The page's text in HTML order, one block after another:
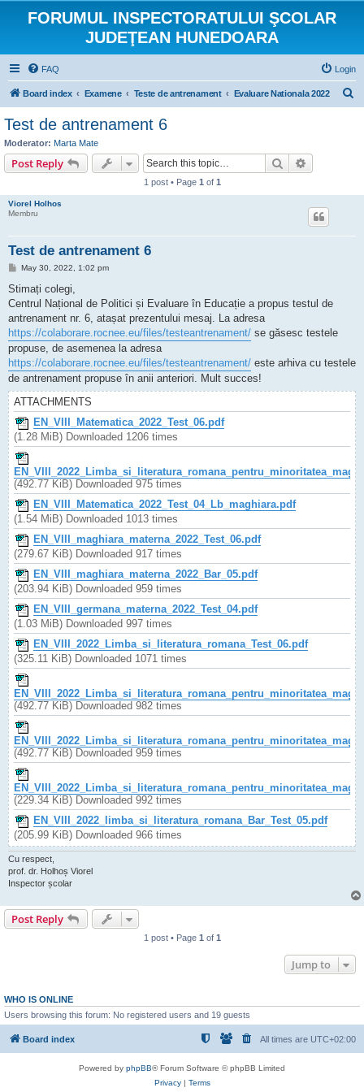
FORUMUL INSPECTORATULUI ŞCOLAR
JUDEŢEAN HUNEDOARA
FAQ Login
Board index Examene Teste de antrenament Evaluare Nationala 2022
Test de antrenament 6
Moderator: Marta Mate
Post Reply Search
1 post • Page 1 of 1
Viorel Holhos
Membru
Test de antrenament 6
P
s
May 30, 2022, 1:02 pm
Stimați colegi,
Centrul Național de Politici și Evaluare în Educație a propus testul de
antrenament nr. 6, atașat prezentului mesaj. La adresa
https://colaborare.rocnee.eu/files/testeantrenament/ se găsesc testele
propuse, de asemenea la adresa
https://colaborare.rocnee.eu/files/testeantrenament/ este arhiva cu testele
de antrenament propuse în anii anteriori. Mult succes!
ATTACHMENTS
EN_VIII_Matematica_2022_Test_06.pdf
(1.28 MiB) Downloaded 1206 times
(492.77 KiB) Downloaded 975 times
EN_VIII_Matematica_2022_Test_04_Lb_maghiara.pdf
(1.54 MiB) Downloaded 1013 times
EN_VIII_maghiara_materna_2022_Test_06.pdf
(279.67 KiB) Downloaded 917 times
EN_VIII_maghiara_materna_2022_Bar_05.pdf
(203.94 KiB) Downloaded 959 times
EN_VIII_germana_materna_2022_Test_04.pdf
(1.03 MiB) Downloaded 997 times
EN_VIII_2022_Limba_si_literatura_romana_Test_06.pdf
(325.11 KiB) Downloaded 1071 times
(492.77 KiB) Downloaded 982 times
(492.77 KiB) Downloaded 959 times
(229.34 KiB) Downloaded 992 times
EN_VIII_2022_limba_si_literatura_romana_Bar_Test_05.pdf
(205.99 KiB) Downloaded 966 times
Cu respect,
prof. dr. Holhoș Viorel
Inspector școlar
Post Reply
1 post • Page 1 of 1
Jump to
WHO IS ONLINE
Users browsing this forum: No registered users and 19 guests
Board index All times are UTC+02:00
Powered by phpBB® Forum Software © phpBB Limited
Privacy| Terms